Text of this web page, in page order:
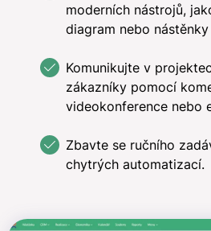
moderních nástrojů,
diagram nebo nástěnky
Komunikujte v
zákazníky pomocí
videokonference nebo
Zbavte se ručního
chytrých automatizací.